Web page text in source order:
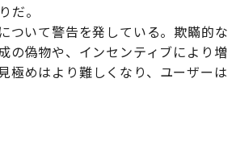
だ。
ついて警告を発している。欺瞞的な
の偽物や、インセンティブにより増
極めはより難しくなり、ユーザーは